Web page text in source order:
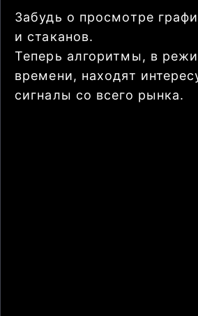
Забудь о просмотре
и стаканов.
Теперь алгоритмы, в
времени, находят
сигналы со всего рынка.